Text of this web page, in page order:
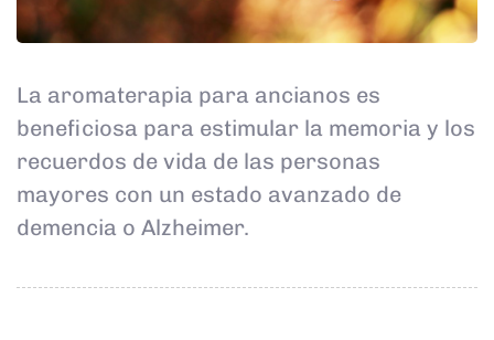
La aromaterapia para ancianos es
beneficiosa para estimular la memoria y los
recuerdos de vida de las personas
mayores con un estado avanzado de
demencia o Alzheimer.